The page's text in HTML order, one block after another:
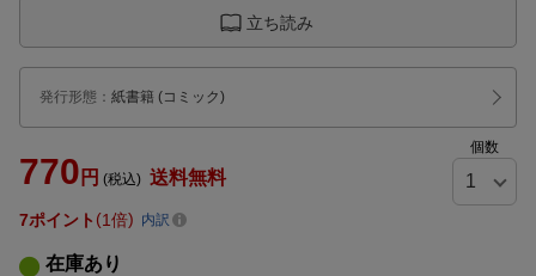
立ち読み
発行形態 ： 紙書籍 (コミック)
770 円 (税込) 送料無料
個数
7ポイント 1倍 内訳
在庫あり